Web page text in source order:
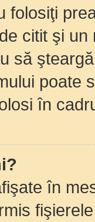
folosiţi
citit şi
să
poate
în
în